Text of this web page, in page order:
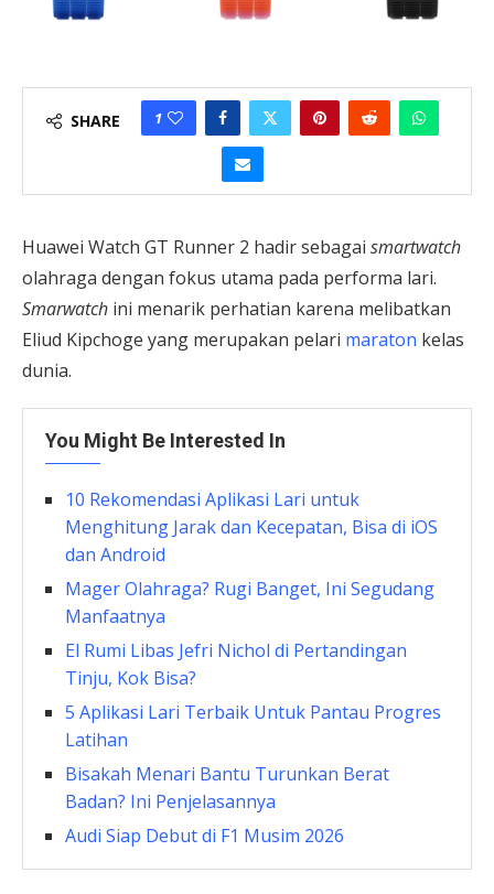
SHARE 1
Huawei Watch GT Runner 2 hadir sebagai smartwatch
olahraga dengan fokus utama pada performa lari.
Smarwatch ini menarik perhatian karena melibatkan
Eliud Kipchoge yang merupakan pelari maraton kelas
dunia.
You Might Be Interested In
10 Rekomendasi Aplikasi Lari untuk
Menghitung Jarak dan Kecepatan, Bisa di iOS
dan Android
Mager Olahraga? Rugi Banget, Ini Segudang
Manfaatnya
El Rumi Libas Jefri Nichol di Pertandingan
Tinju, Kok Bisa?
5 Aplikasi Lari Terbaik Untuk Pantau Progres
Latihan
Bisakah Menari Bantu Turunkan Berat
Badan? Ini Penjelasannya
Audi Siap Debut di F1 Musim 2026